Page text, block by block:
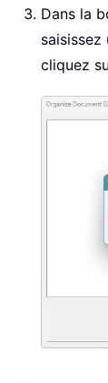
Dans la
cliquez